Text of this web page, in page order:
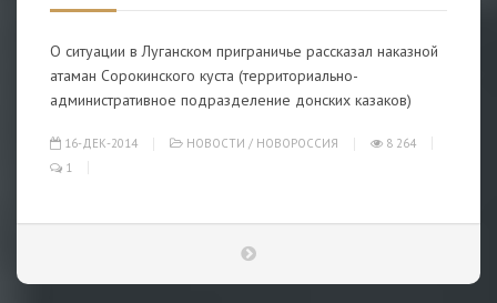
О ситуации в Луганском приграничье рассказал наказной
атаман Сорокинского куста (территориально-
административное подразделение донских казаков)
16-ДЕК-2014 НОВОСТИ / НОВОРОССИЯ
8 264
1